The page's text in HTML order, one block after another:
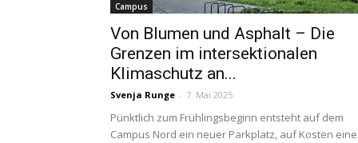
Campus
Von Blumen und Asphalt – Die
Grenzen im intersektionalen
Klimaschutz an...
Svenja Runge - 7. Mai 2025
Pünktlich zum Frühlingsbeginn entsteht auf dem
Campus Nord ein neuer Parkplatz, auf Kosten